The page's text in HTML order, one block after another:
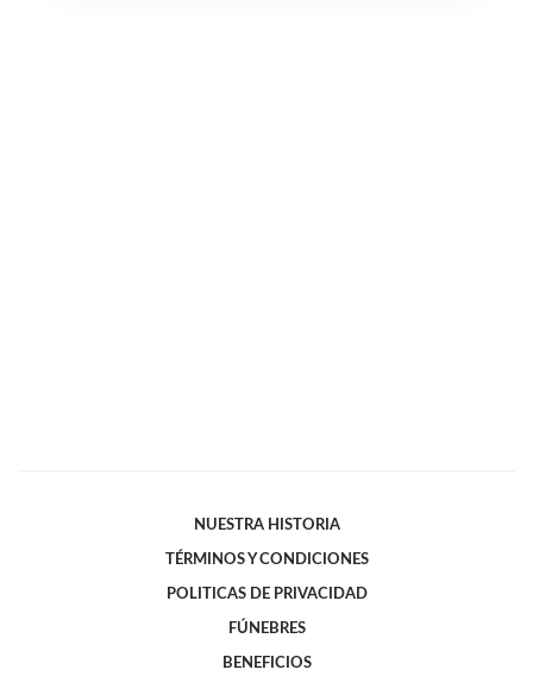
NUESTRA HISTORIA
TÉRMINOS Y CONDICIONES
POLITICAS DE PRIVACIDAD
FÚNEBRES
BENEFICIOS